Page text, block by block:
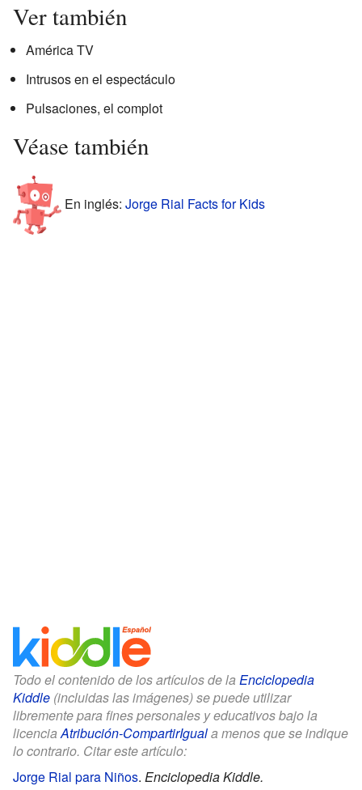
Ver también
América TV
Intrusos en el espectáculo
Pulsaciones, el complot
Véase también
En inglés: Jorge Rial Facts for Kids
Todo el contenido de los artículos de la Enciclopedia
Kiddle (incluidas las imágenes) se puede utilizar
libremente para fines personales y educativos bajo la
licenciaAtribución-CompartirIguala menos que se indique
lo contrario. Citar este artículo:
Jorge Rial para Niños. Enciclopedia Kiddle.